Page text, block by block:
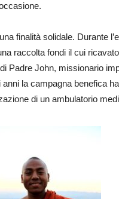
finalità solidale. Durante
raccolta fondi il cui
Padre John, missionario
la campagna benefica
di un ambulatorio